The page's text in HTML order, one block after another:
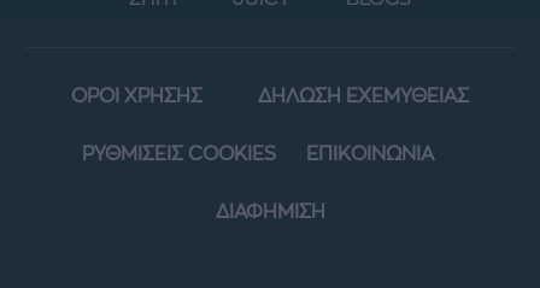
ΟΡΟΙ ΧΡΗΣΗΣ ΔΗΛΩΣΗ ΕΧΕΜΥΘΕΙΑΣ
ΡΥΘΜΙΣΕΙΣ COOKIES ΕΠΙΚΟΙΝΩΝΙΑ
ΔΙΑΦΗΜΙΣΗ